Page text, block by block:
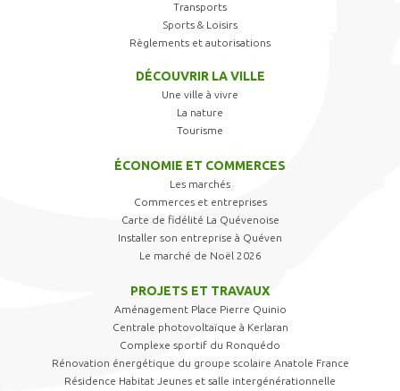
Transports
Sports & Loisirs
Règlements et autorisations
DÉCOUVRIR LA VILLE
Une ville à vivre
La nature
Tourisme
ÉCONOMIE ET COMMERCES
Les marchés
Commerces et entreprises
Carte de fidélité La Quévenoise
Installer son entreprise à Quéven
Le marché de Noël 2026
PROJETS ET TRAVAUX
Aménagement Place Pierre Quinio
Centrale photovoltaïque à Kerlaran
Complexe sportif du Ronquédo
Rénovation énergétique du groupe scolaire Anatole France
Résidence Habitat Jeunes et salle intergénérationnelle